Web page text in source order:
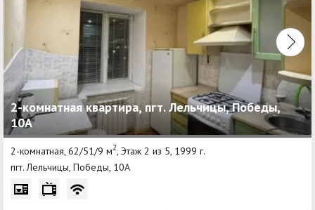
2-комнатная квартира, пгт. Лельчицы, Победы,
10А
2-комнатная, 62/51/9 м2 , Этаж 2 из 5, 1999 г.
пгт. Лельчицы, Победы, 10А